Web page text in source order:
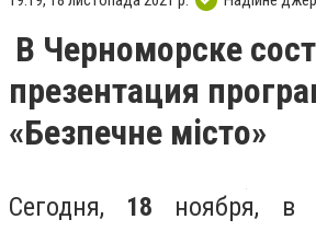
В Черноморске
презентация
«Безпечне місто»
Сегодня, 18 ноября, в